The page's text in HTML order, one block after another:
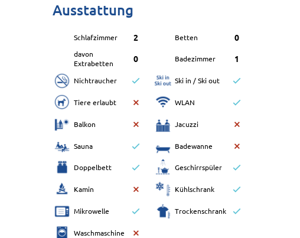
Ausstattung
Schlafzimmer 2 Betten 0
davon
Extrabetten
0 Badezimmer 1
Nichtraucher Ski in / Ski out
Tiere erlaubt WLAN
Balkon Jacuzzi
Sauna Badewanne
Doppelbett Geschirrspüler
Kamin Kühlschrank
Mikrowelle Trockenschrank
Waschmaschine